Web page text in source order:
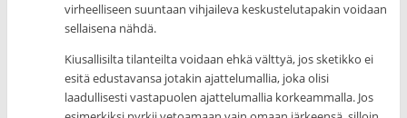
virheelliseen suuntaan vihjaileva keskustelutapakin voidaan
sellaisena nähdä.
Kiusallisilta tilanteilta voidaan ehkä välttyä, jos sketikko ei
esitä edustavansa jotakin ajattelumallia, joka olisi
laadullisesti vastapuolen ajattelumallia korkeammalla. Jos